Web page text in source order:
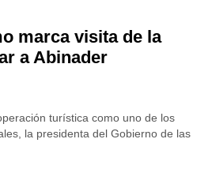
marca visita de la
a Abinader
turística como uno de los
la presidenta del Gobierno de las